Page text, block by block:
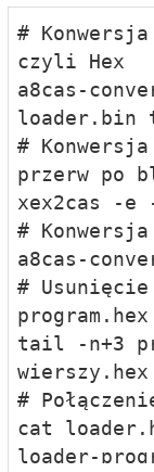
#
czyli Hex
a8cas-
loader.bin
#
przerw po
xex2cas -e
#
a8cas-
#
program.hex
tail -n+3
wierszy.hex
#
cat
loader-